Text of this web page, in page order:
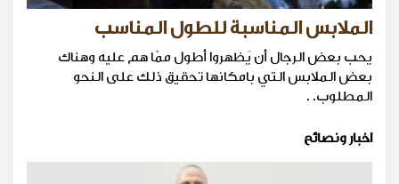
الملابس المناسبة للطول المناسب
يحب بعض الرجال أن يَظهروا أطول ممّا هم عليه وهناك
بعض الملابس التي بامكانها تحقيق ذلك على النحو
المطلوب. .
اخبار ونصائح